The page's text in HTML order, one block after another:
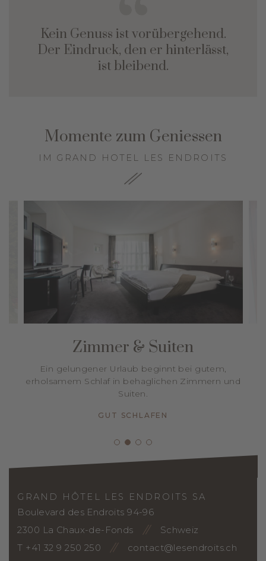
Kein Genuss ist vorübergehend.
Der Eindruck, den er hinterlässt,
ist bleibend.
Momente zum Geniessen
IM GRAND HOTEL LES ENDROITS
Zimmer & Suiten
Ein gelungener Urlaub beginnt bei gutem,
erholsamem Schlaf in behaglichen Zimmern und
Suiten.
GUT SCHLAFEN
GRAND HÔTEL LES ENDROITS SA
Boulevard des Endroits 94-96
2300 La Chaux-de-Fonds
Schweiz
T +41 32 9 250 250
contact@lesendroits.ch